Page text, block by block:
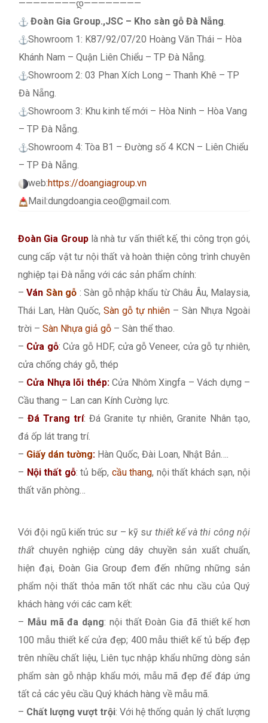
————————დ————————
Đoàn Gia Group.,JSC – Kho sàn gỗ Đà Nẵng.
Showroom 1: K87/92/07/20 Hoàng Văn Thái – Hòa
Khánh Nam – Quận Liên Chiểu – TP Đà Nẵng.
Showroom 2: 03 Phan Xích Long – Thanh Khê – TP
Đà Nẵng.
Showroom 3: Khu kinh tế mới – Hòa Ninh – Hòa Vang
– TP Đà Nẵng.
Showroom 4: Tòa B1 – Đường số 4 KCN – Liên Chiểu
– TP Đà Nẵng.
web:https://doangiagroup.vn
Mail:dungdoangia.ceo@gmail.com.
Đoàn Gia Grouplà nhà tư vấn thiết kế, thi công trọn gói,
cung cấp vật tư nội thất và hoàn thiện công trình chuyên
nghiệp tại Đà nẵng với các sản phẩm chính:
–Ván Sàn gỗ : Sàn gỗ nhập khẩu từ Châu Âu, Malaysia,
Thái Lan, Hàn Quốc, Sàn gỗ tự nhiên – Sàn Nhựa Ngoài
trời – Sàn Nhựa giả gỗ – Sàn thể thao.
– Cửa gỗ: Cửa gỗ HDF, cửa gỗ Veneer, cửa gỗ tự nhiên,
cửa chống cháy gỗ, thép
– Cửa Nhựa lõi thép:Cửa Nhôm Xingfa – Vách dựng –
Cầu thang – Lan can Kính Cường lực.
– Đá Trang trí: Đá Granite tự nhiên, Granite Nhân tạo,
đá ốp lát trang trí.
– Giấy dán tường: Hàn Quốc, Đài Loan, Nhật Bản….
– Nội thất gỗ: tủ bếp, cầu thang, nội thất khách sạn, nội
thất văn phòng…
Với đội ngũ kiến trúc sư – kỹ sư thiết kế và thi công nội
thất chuyên nghiệp cùng dây chuyền sản xuất chuẩn,
hiện đại, Đoàn Gia Group đem đến những những sản
phẩm nội thất thỏa mãn tốt nhất các nhu cầu của Quý
khách hàng với các cam kết:
– Mẫu mã đa dạng: nội thất Đoàn Gia đã thiết kế hơn
100 mẫu thiết kế cửa đẹp; 400 mẫu thiết kế tủ bếp đẹp
trên nhiều chất liệu, Liên tục nhập khẩu những dòng sản
phẩm sàn gỗ nhập khẩu mới, mẫu mã đẹp để đáp ứng
tất cả các yêu cầu Quý khách hàng về mẫu mã.
– Chất lượng vượt trội: Với hệ thống quản lý chất lượng